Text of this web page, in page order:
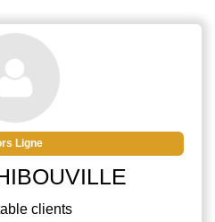
Store !
Ligne
clients